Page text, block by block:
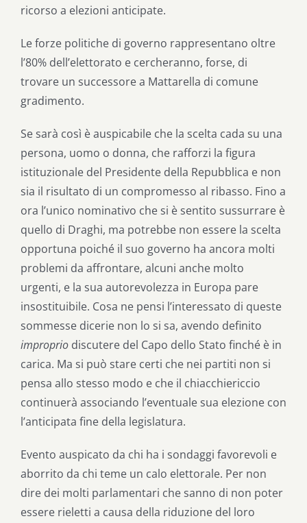
ricorso a elezioni anticipate.
Le forze politiche di governo rappresentano oltre
l’80% dell’elettorato e cercheranno, forse, di
trovare un successore a Mattarella di comune
gradimento.
Se sarà così è auspicabile che la scelta cada su una
persona, uomo o donna, che rafforzi la figura
istituzionale del Presidente della Repubblica e non
sia il risultato di un compromesso al ribasso. Fino a
ora l’unico nominativo che si è sentito sussurrare è
quello di Draghi, ma potrebbe non essere la scelta
opportuna poiché il suo governo ha ancora molti
problemi da affrontare, alcuni anche molto
urgenti, e la sua autorevolezza in Europa pare
insostituibile. Cosa ne pensi l’interessato di queste
sommesse dicerie non lo si sa, avendo definito
improprio discutere del Capo dello Stato finché è in
carica. Ma si può stare certi che nei partiti non si
pensa allo stesso modo e che il chiacchiericcio
continuerà associando l’eventuale sua elezione con
l’anticipata fine della legislatura.
Evento auspicato da chi ha i sondaggi favorevoli e
aborrito da chi teme un calo elettorale. Per non
dire dei molti parlamentari che sanno di non poter
essere rieletti a causa della riduzione del loro